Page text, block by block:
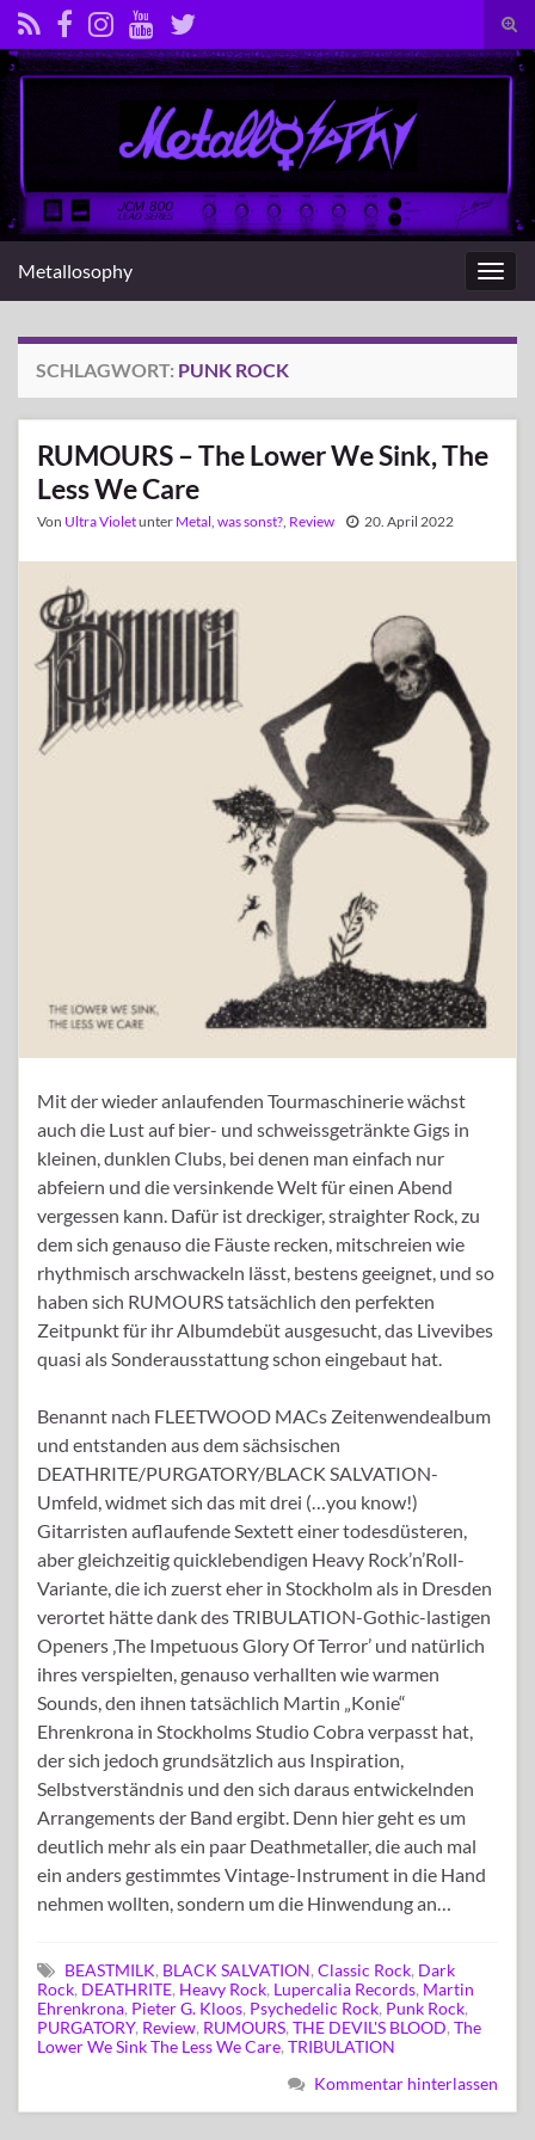
Search for:
Metallosophy
SCHLAGWORT: PUNK ROCK
RUMOURS – The Lower We Sink, The
Less We Care
Von Ultra Violetunter Metal, was sonst? Review 20. April 2022
Mit der wieder anlaufenden Tourmaschinerie wächst
auch die Lust auf bier- und schweissgetränkte Gigs in
kleinen, dunklen Clubs, bei denen man einfach nur
abfeiern und die versinkende Welt für einen Abend
vergessen kann. Dafür ist dreckiger, straighter Rock, zu
dem sich genauso die Fäuste recken, mitschreien wie
rhythmisch arschwackeln lässt, bestens geeignet, und so
haben sich RUMOURS tatsächlich den perfekten
Zeitpunkt für ihr Albumdebüt ausgesucht, das Livevibes
quasi als Sonderausstattung schon eingebaut hat.
Benannt nach FLEETWOOD MACs Zeitenwendealbum
und entstanden aus dem sächsischen
DEATHRITE/PURGATORY/BLACK SALVATION-
Umfeld, widmet sich das mit drei (…you know!)
Gitarristen auflaufende Sextett einer todesdüsteren,
aber gleichzeitig quicklebendigen Heavy Rock’n’Roll-
Variante, die ich zuerst eher in Stockholm als in Dresden
verortet hätte dank des TRIBULATION-Gothic-lastigen
Openers ‚The Impetuous Glory Of Terror’ und natürlich
ihres verspielten, genauso verhallten wie warmen
Sounds, den ihnen tatsächlich Martin „Konie“
Ehrenkrona in Stockholms Studio Cobra verpasst hat,
der sich jedoch grundsätzlich aus Inspiration,
Selbstverständnis und den sich daraus entwickelnden
Arrangements der Band ergibt. Denn hier geht es um
deutlich mehr als ein paar Deathmetaller, die auch mal
ein anders gestimmtes Vintage-Instrument in die Hand
nehmen wollten, sondern um die Hinwendung an…
BEASTMILK, BLACK SALVATION, Classic Rock, Dark
Rock, DEATHRITE, Heavy Rock, Lupercalia Records, Martin
Ehrenkrona, Pieter G. Kloos, Psychedelic Rock, Punk Rock,
PURGATORY, Review, RUMOURS, THE DEVIL'S BLOOD, The
Lower We Sink The Less We Care, TRIBULATION
Kommentar hinterlassen